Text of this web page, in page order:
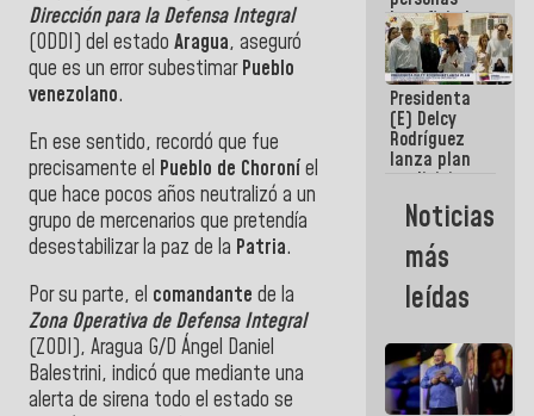
Dirección para la Defensa Integral
(ODDI) del estado Aragua, aseguró
que es un error subestimarPueblo
venezolano.
‎En ese sentido, recordó que fue
precisamente el Pueblo de Choroníel
que hace pocos años neutralizó a un
grupo de mercenarios que pretendía
desestabilizar la paz de la Patria.
‎Por su parte, el comandante de la
Zona Operativa de Defensa Integral
(ZODI), Aragua G/D Ángel Daniel
Balestrini, indicó que mediante una
alerta de sirena todo el estado se
beneficiadas
con planes
para
atención de
emergencia
sísmica en
la última
semana
Presidenta
(E) Delcy
Rodríguez
lanza plan
crediticio
con subsidio
a Juntas de
Condominio
Noticias
más
leídas